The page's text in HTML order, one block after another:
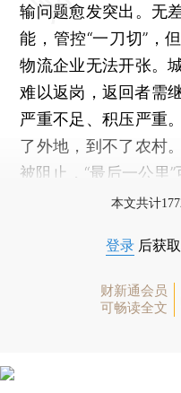
输问题愈发突出。无
能，管控“一刀切”，
物流企业无法开张。
难以返岗，返回者需
严重不足、积压严重
了外地，到不了农村
被阻止，“最后一公里”
本文共计
登录 后获
财新通会员
可畅读全文